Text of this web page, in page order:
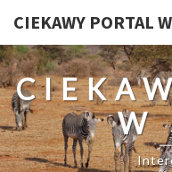
CIEKAWY PORTAL
W